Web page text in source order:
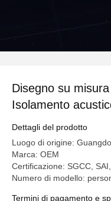
Disegno su
Isolamento
Dettagli del prodotto
Luogo di origine:
Marca: OEM
Certificazione: SGCC,
Numero di modello:
Termini di pagamento e